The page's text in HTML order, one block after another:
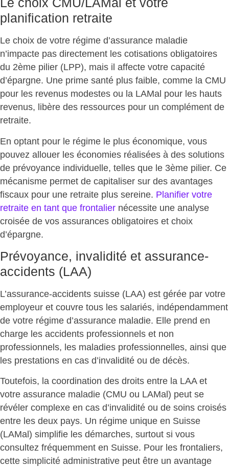
planification retraite
Le choix de votre régime d’assurance maladie
n’impacte pas directement les cotisations obligatoires
du 2ème pilier (LPP), mais il affecte votre capacité
d’épargne. Une prime santé plus faible, comme la CMU
pour les revenus modestes ou la LAMal pour les hauts
revenus, libère des ressources pour un complément de
retraite.
En optant pour le régime le plus économique, vous
pouvez allouer les économies réalisées à des solutions
de prévoyance individuelle, telles que le 3ème pilier. Ce
mécanisme permet de capitaliser sur des avantages
fiscaux pour une retraite plus sereine. Planifier votre
retraite en tant que frontalier nécessite une analyse
croisée de vos assurances obligatoires et choix
d’épargne.
Prévoyance, invalidité et assurance-
accidents (LAA)
L’assurance-accidents suisse (LAA) est gérée par votre
employeur et couvre tous les salariés, indépendamment
de votre régime d’assurance maladie. Elle prend en
charge les accidents professionnels et non
professionnels, les maladies professionnelles, ainsi que
les prestations en cas d’invalidité ou de décès.
Toutefois, la coordination des droits entre la LAA et
votre assurance maladie (CMU ou LAMal) peut se
révéler complexe en cas d’invalidité ou de soins croisés
entre les deux pays. Un régime unique en Suisse
(LAMal) simplifie les démarches, surtout si vous
consultez fréquemment en Suisse. Pour les frontaliers,
cette simplicité administrative peut être un avantage